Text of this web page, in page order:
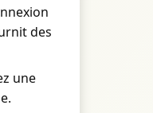
des
une